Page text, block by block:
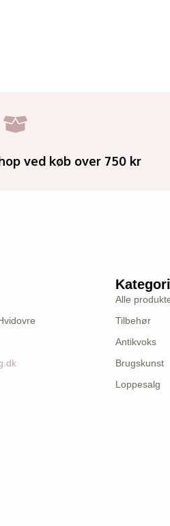
ved køb over 750 kr
Alle
Tilbehør
Antikvoks
Brugskunst
Loppesalg